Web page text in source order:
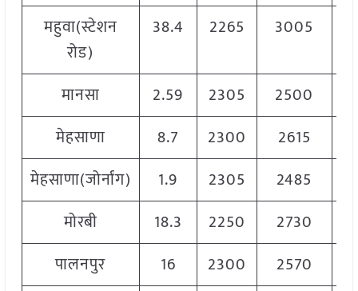
महुवा(स्टेशन
रोड)
38.4 2265 3005
मानसा 2.59 2305 2500
मेहसाणा
8.7 2300 2615
मेहसाणा(जोर्नांग)
1.9 2305 2485
मोरबी
18.3 2250 2730
पालनपुर
16 2300 2570